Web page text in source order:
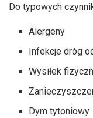
Do typowych
Alergeny
Infekcje dróg
Wysiłek
Dym tytoniowy